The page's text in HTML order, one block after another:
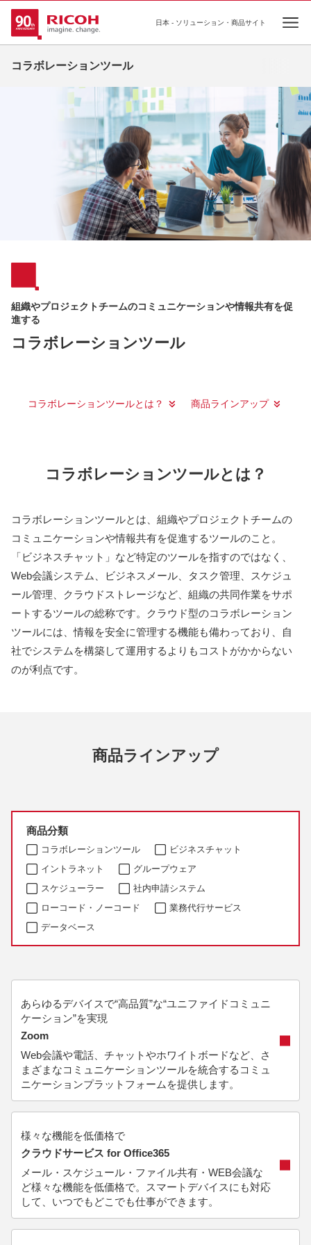
日本 - ソリューション・商品サイト
コラボレーションツール
組織やプロジェクトチームのコミュニケーションや情報共有を促
進する
コラボレーションツール
コラボレーションツールとは？ 商品ラインアップ
コラボレーションツールとは？
コラボレーションツールとは、組織やプロジェクトチームの
コミュニケーションや情報共有を促進するツールのこと。
「ビジネスチャット」など特定のツールを指すのではなく、
Web会議システム、ビジネスメール、タスク管理、スケジュ
ール管理、クラウドストレージなど、組織の共同作業をサポ
ートするツールの総称です。クラウド型のコラボレーション
ツールには、情報を安全に管理する機能も備わっており、自
社でシステムを構築して運用するよりもコストがかからない
のが利点です。
商品ラインアップ
商品分類
コラボレーションツール
ビジネスチャット
イントラネット
グループウェア
スケジューラー
社内申請システム
ローコード・ノーコード
業務代行サービス
データベース
あらゆるデバイスで“⾼品質”な“ユニファイドコミュニ
ケーション”を実現
Zoom
Web会議や電話、チャットやホワイトボードなど、さ
まざまなコミュニケーションツールを統合するコミュ
ニケーションプラットフォームを提供します。
様々な機能を低価格で
クラウドサービス for Office365
メール・スケジュール・ファイル共有・WEB会議な
ど様々な機能を低価格で。スマートデバイスにも対応
して、いつでもどこでも仕事ができます。